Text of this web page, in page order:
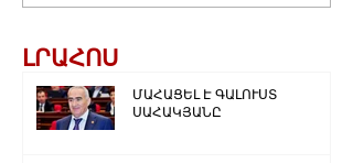
ԼՐԱՀՈՍ
ՄԱՀԱՑԵԼ Է ԳԱԼՈՒՍՏ
ՍԱՀԱԿՅԱՆԸ